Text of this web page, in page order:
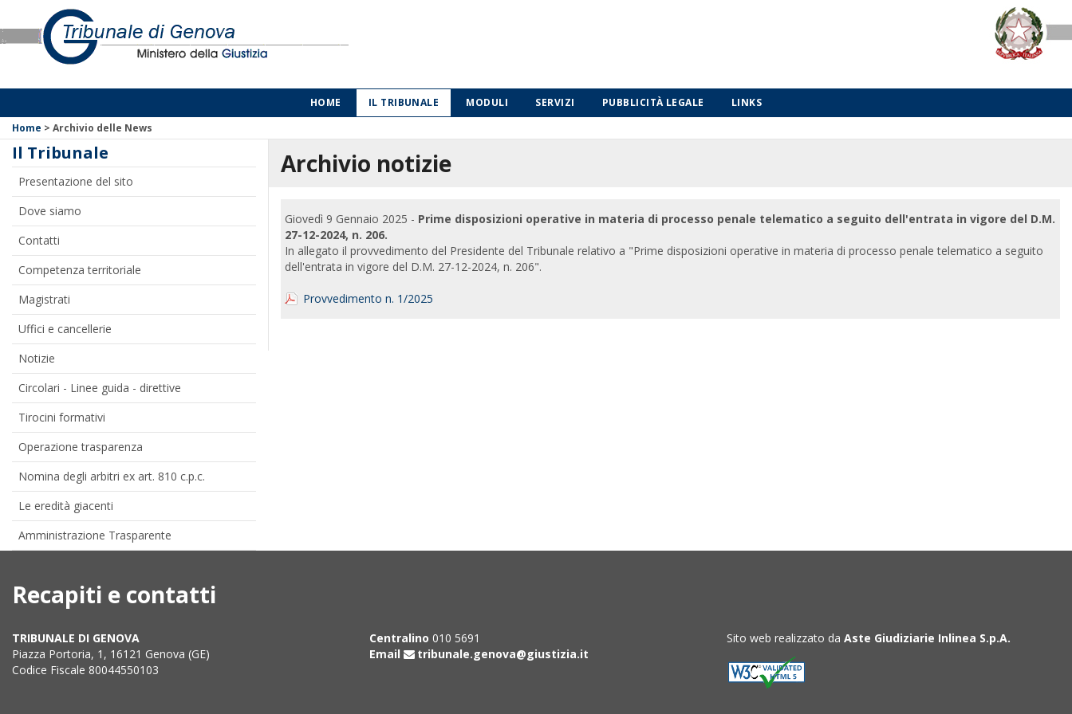
HOME IL TRIBUNALE MODULI SERVIZI PUBBLICITÀ LEGALE
LINKS
Home > Archivio delle News
Il Tribunale
Presentazione del sito
Dove siamo
Contatti
Competenza territoriale
Magistrati
Uffici e cancellerie
Notizie
Circolari - Linee guida - direttive
Tirocini formativi
Operazione trasparenza
Nomina degli arbitri ex art. 810 c.p.c.
Le eredità giacenti
Amministrazione Trasparente
Archivio notizie
Giovedì 9 Gennaio 2025 - Prime disposizioni operative in materia di processo penale telematico a seguito dell'entrata in vigore del D.M.
27-12-2024, n. 206.
In allegato il provvedimento del Presidente del Tribunale relativo a "Prime disposizioni operative in materia di processo penale telematico a seguito
dell'entrata in vigore del D.M. 27-12-2024, n. 206".
Provvedimento n. 1/2025
Recapiti e contatti
TRIBUNALE DI GENOVA
Piazza Portoria, 1, 16121 Genova (GE)
Codice Fiscale 80044550103
Centralino 010 5691
Email
tribunale.genova@giustizia.it
Sito web realizzato da Aste Giudiziarie Inlinea S.p.A.